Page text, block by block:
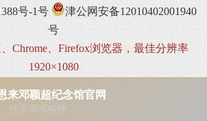
来邓颖超纪念馆官网
传承周邓精神
号-1号
津公网安备12010402001940
号
Chrome、Firefox浏览器，最佳分辨率
1920×1080